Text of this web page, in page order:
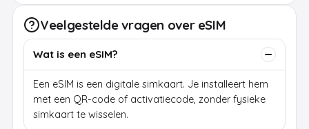
Veelgestelde vragen over eSIM
Wat is een eSIM?
Een eSIM is een digitale simkaart. Je installeert hem
met een QR-code of activatiecode, zonder fysieke
simkaart te wisselen.